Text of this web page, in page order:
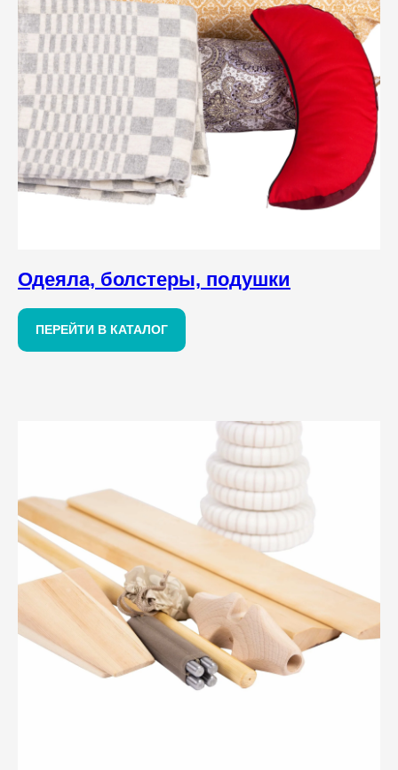
Одеяла, болстеры, подушки
ПЕРЕЙТИ В КАТАЛОГ